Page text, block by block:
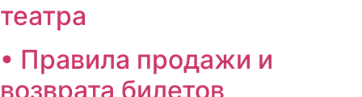
театра
• Правила продажи и
возврата билетов